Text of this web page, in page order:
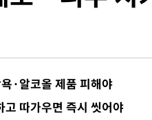
언' 진종오·서범수 징계 절차 개시
수입 27.5%↑…무역총액
근, 항소심도 징역 3년
주기 감사' 유병호 구속기소
파, 4053명 발생 1850명 사망
·알코올 제품 피해야
따가우면 즉시 씻어야